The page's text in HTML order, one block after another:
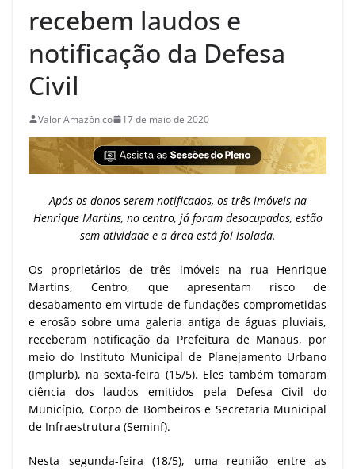
recebem laudos e
notificação da Defesa
Civil
Valor Amazônico 17 de maio de 2020
Após os donos serem notificados, os três imóveis na
Henrique Martins, no centro, já foram desocupados, estão
sem atividade e a área está foi isolada.
Os proprietários de três imóveis na rua Henrique
Martins, Centro, que apresentam risco de
desabamento em virtude de fundações comprometidas
e erosão sobre uma galeria antiga de águas pluviais,
receberam notificação da Prefeitura de Manaus, por
meio do Instituto Municipal de Planejamento Urbano
(Implurb), na sexta-feira (15/5). Eles também tomaram
ciência dos laudos emitidos pela Defesa Civil do
Município, Corpo de Bombeiros e Secretaria Municipal
de Infraestrutura (Seminf).
Nesta segunda-feira (18/5), uma reunião entre as